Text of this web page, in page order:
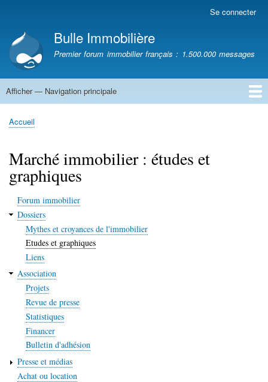
contenu
principal
compte
de
l'utilisateur
Se connecter
Bulle Immobilière
Premier forum immobilier français : 1.500.000 messages
Navigation
Afficher — Navigation principale
Accueil
Fil
Accueil
Marché immobilier : études et
graphiques
Forum immobilier
Dossiers
Mythes et croyances de l'immobilier
Etudes et graphiques
Liens
Association
Projets
Revue de presse
Statistiques
Financer
Bulletin d'adhésion
Presse et médias
Achat ou location